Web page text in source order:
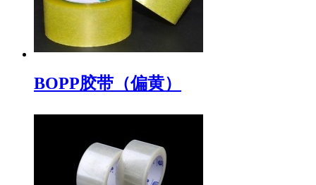
BOPP胶带（偏黄）